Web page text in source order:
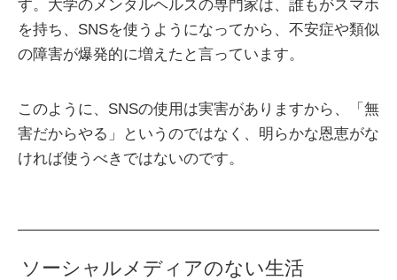
す。大学のメンタルヘルスの専門家は、誰もがスマホ
を持ち、SNSを使うようになってから、不安症や類似
の障害が爆発的に増えたと言っています。
このように、SNSの使用は実害がありますから、「無
害だからやる」というのではなく、明らかな恩恵がな
ければ使うべきではないのです。
ソーシャルメディアのない生活